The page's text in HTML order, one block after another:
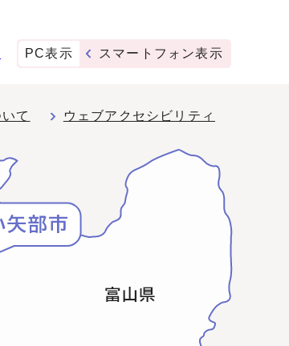
PC表示 スマートフォン表示
て ウェブアクセシビリティ